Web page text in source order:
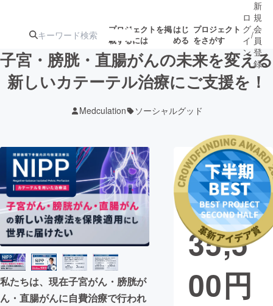
プロジェクトを掲
載するには
はじ
める
プロジェクト
をさがす
ターン
ジェクト
ロジェクト
アート・写真 音楽
テクノロジー・ガジェット ゲーム・サ
映像・映画 書籍・雑誌
ビジネス・起業 チャレンジ
まちづくり・地域活性化
ロ
グ
イ
ン
/
新
規
会
員
登
録
子宮・膀胱・直腸がんの未来を変える
新しいカテーテル治療にご支援を！
Medculation ソーシャルグッド
私たちは、現在子宮がん・膀胱が
ん・直腸がんに自費治療で行われ
現在の支援総
額
14,6
35,5
00円